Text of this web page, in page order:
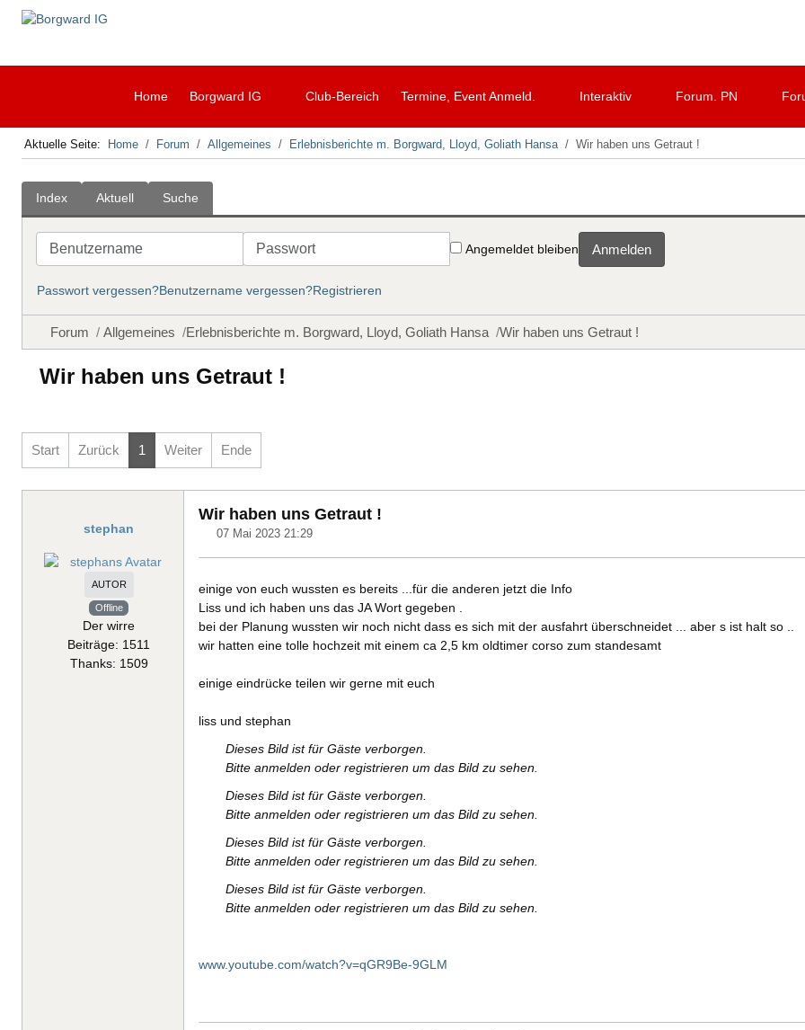
Home Borgward IG Club-Bereich Termine, Event Anmeld. Interaktiv Forum. PN
Aktuelle Seite: Home Forum Allgemeines Erlebnisberichte m. Borgward, Lloyd, Goliath Hansa Wir haben uns Getraut !
Index Aktuell Suche
Benutzername Passwort
Angemeldet bleiben Anmelden
Passwort vergessen?Benutzername vergessen?Registrieren
Forum Allgemeines Erlebnisberichte m. Borgward, Lloyd, Goliath Hansa Wir haben uns Getraut !
Wir haben uns Getraut !
Start Zurück 1 Weiter Ende
stephan
AUTOR
Offline
Der wirre
Beiträge: 1511
Thanks: 1509
Wir haben uns Getraut !
07 Mai 2023 21:29
einige von euch wussten es bereits ...für die anderen jetzt die Info
Liss und ich haben uns das JA Wort gegeben .
bei der Planung wussten wir noch nicht dass es sich mit der ausfahrt überschneidet ... aber s ist halt so ..
wir hatten eine tolle hochzeit mit einem ca 2,5 km oldtimer corso zum standesamt
einige eindrücke teilen wir gerne mit euch
liss und stephan
Dieses Bild ist für Gäste verborgen.
Bitte anmelden oder registrieren um das Bild zu sehen.
Dieses Bild ist für Gäste verborgen.
Bitte anmelden oder registrieren um das Bild zu sehen.
Dieses Bild ist für Gäste verborgen.
Bitte anmelden oder registrieren um das Bild zu sehen.
Dieses Bild ist für Gäste verborgen.
Bitte anmelden oder registrieren um das Bild zu sehen.
www.youtube.com/watch?v=qGR9Be-9GLM